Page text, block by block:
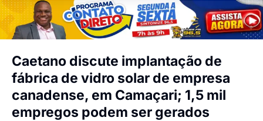
Caetano discute implantação de
fábrica de vidro solar de empresa
canadense, em Camaçari; 1,5 mil
empregos podem ser gerados